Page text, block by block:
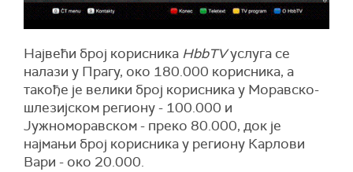
Највећи број корисника HbbTVуслуга се
налази у Прагу, око 180.000 корисника, а
такође је велики број корисника у Моравско-
шлезијском региону - 100.000 и
Јужноморавском - преко 80.000, док је
најмањи број корисника у региону Карлови
Вари - око 20.000.